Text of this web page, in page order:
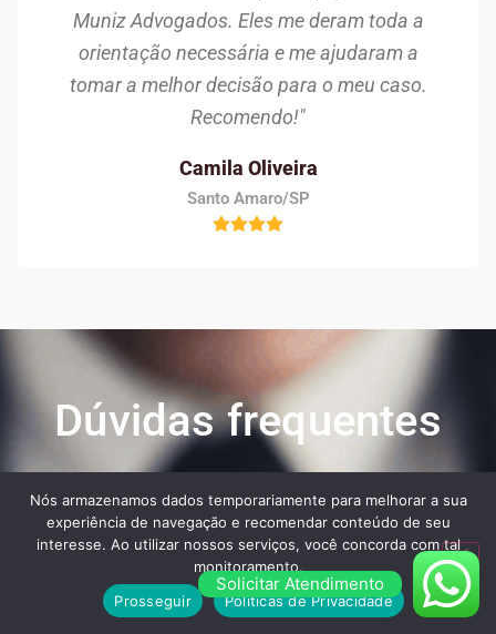
Muniz Advogados. Eles me deram toda a
orientação necessária e me ajudaram a
tomar a melhor decisão para o meu caso.
Recomendo!"
Camila Oliveira
Santo Amaro/SP
Dúvidas frequentes
Veja algumas das maiores dúvidas dos nossos
clientes ao contratar os nossos serviços:
Solicitar Atendimento
Nós armazenamos dados temporariamente para melhorar a sua
experiência de navegação e recomendar conteúdo de seu
interesse. Ao utilizar nossos serviços, você concorda com tal
monitoramento.
Prosseguir
Políticas de Privacidade